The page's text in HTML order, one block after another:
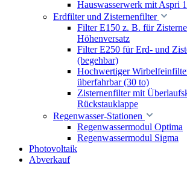
Hauswasserwerk mit Aspri
Erdfilter und Zisternenfilter
Filter E150 z. B. für
Höhenversatz
Filter E250 für Erd- und
(begehbar)
Hochwertiger
überfahrbar (30 to)
Zisternenfilter mit
Rückstauklappe
Regenwasser-Stationen
Regenwassermodul Optima
Regenwassermodul Sigma
Photovoltaik
Abverkauf